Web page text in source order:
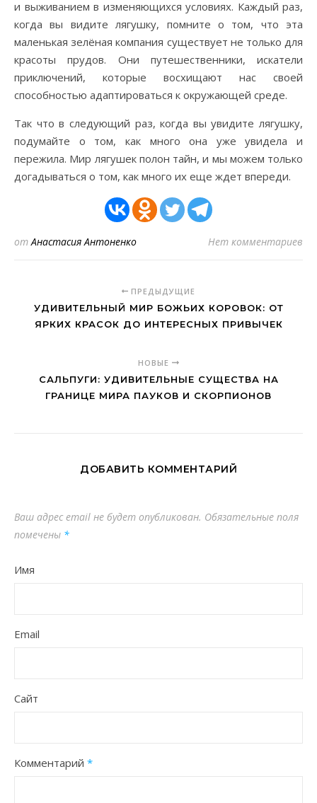
и выживанием в изменяющихся условиях. Каждый раз,
когда вы видите лягушку, помните о том, что эта
маленькая зелёная компания существует не только для
красоты прудов. Они путешественники, искатели
приключений, которые восхищают нас своей
способностью адаптироваться к окружающей среде.
Так что в следующий раз, когда вы увидите лягушку,
подумайте о том, как много она уже увидела и
пережила. Мир лягушек полон тайн, и мы можем только
догадываться о том, как много их еще ждет впереди.
отАнастасия Антоненко Нет комментариев
ПРЕДЫДУЩИЕ
УДИВИТЕЛЬНЫЙ МИР БОЖЬИХ КОРОВОК: ОТ
ЯРКИХ КРАСОК ДО ИНТЕРЕСНЫХ ПРИВЫЧЕК
НОВЫЕ
САЛЬПУГИ: УДИВИТЕЛЬНЫЕ СУЩЕСТВА НА
ГРАНИЦЕ МИРА ПАУКОВ И СКОРПИОНОВ
ДОБАВИТЬ КОММЕНТАРИЙ
Ваш адрес email не будет опубликован. Обязательные поля
помечены *
Имя
Email
Сайт
Комментарий *